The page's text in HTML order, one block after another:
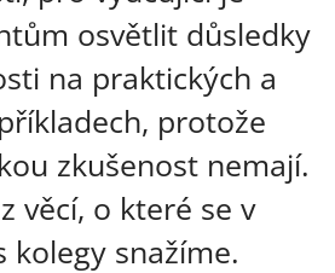
osvětlit důsledky
na praktických a
protože
zkušenost nemají.
věcí, o které se v
kolegy snažíme.